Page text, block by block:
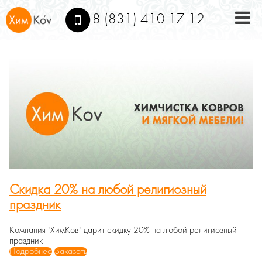
8 (831) 410 17 12
Скидка 20% на любой религиозный
праздник
Компания "ХимKов" дарит скидку 20% на любой религиозный
праздник
Подробнее Заказать